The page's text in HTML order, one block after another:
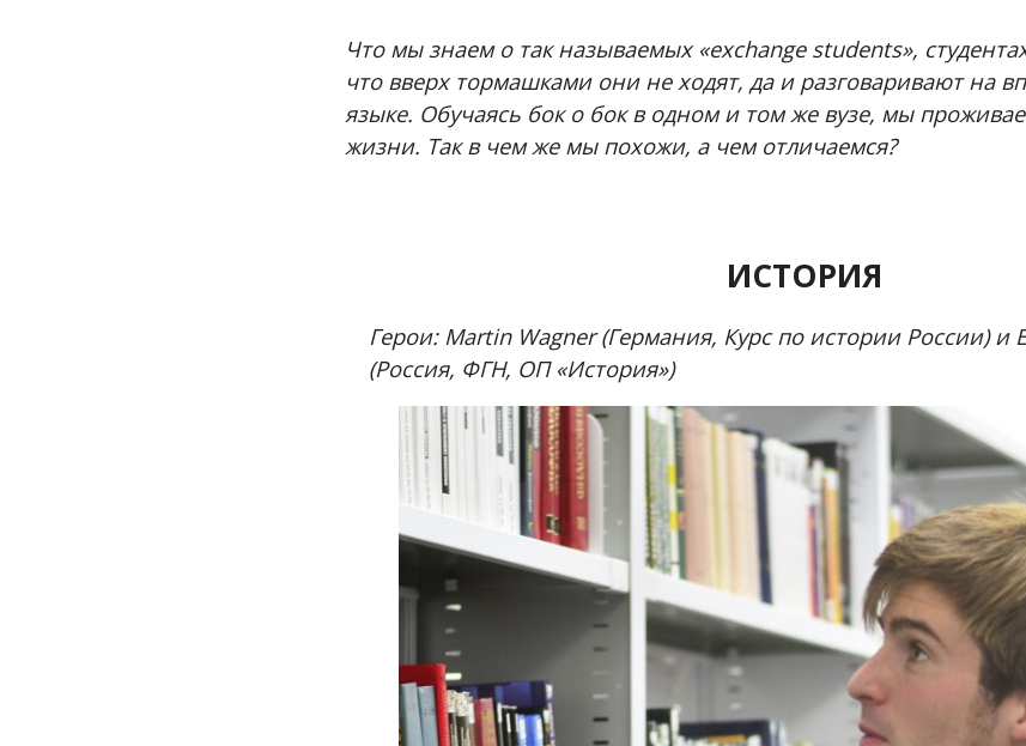
Что мы знаем о так называемых «exchange students»,
что вверх тормашками они не ходят, да и разговаривают на
языке. Обучаясь бок о бок в одном и том же вузе, мы
жизни. Так в чем же мы похожи, а чем отличаемся?
ИСТОРИЯ
Герои: Martin Wagner (Германия, Курс по истории России) и
(Россия, ФГН, ОП «История»)